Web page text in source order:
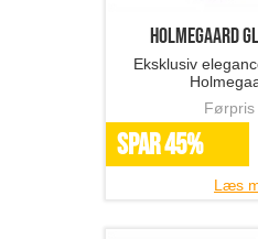
Holmegaard
Eksklusiv
Førpris
SPAR 45%
Læs